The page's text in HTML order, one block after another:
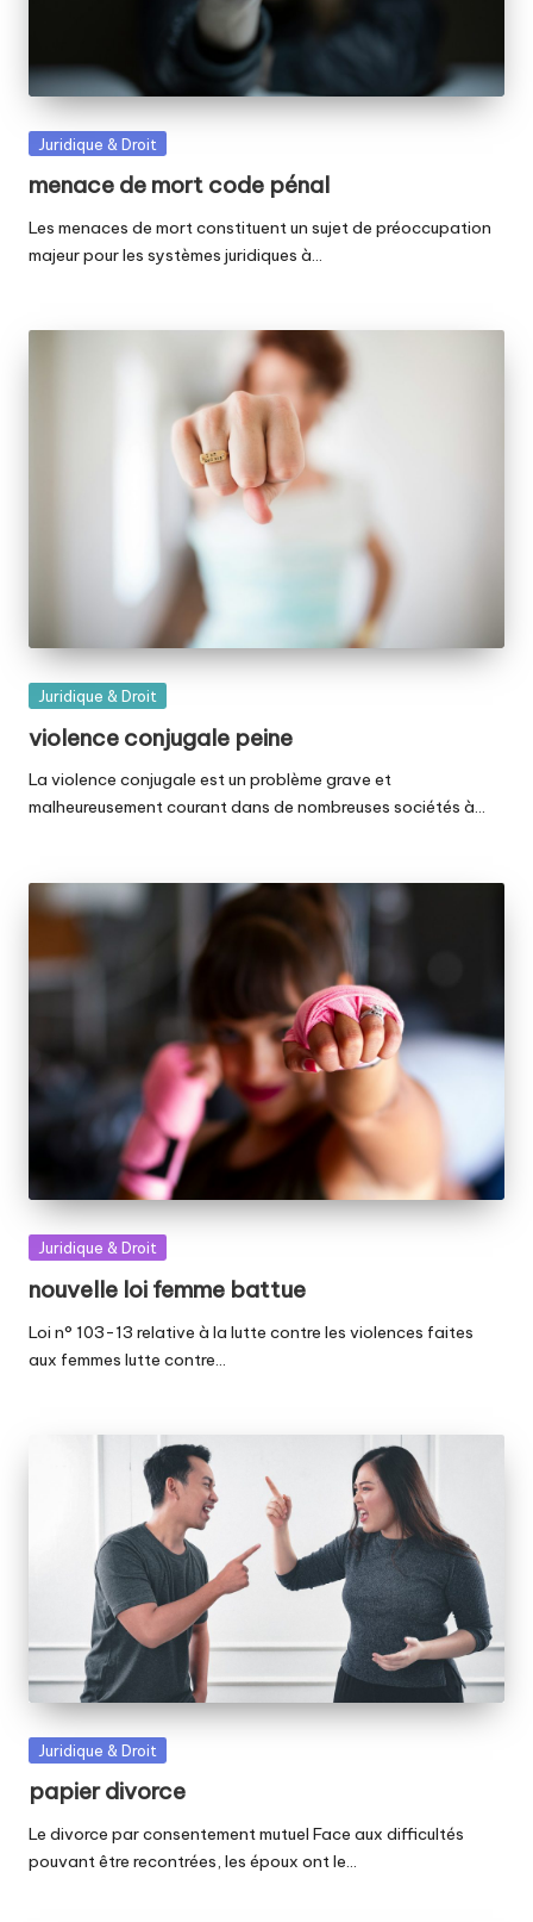
Posted
Juridique & Droit
menace de mort code pénal
Les menaces de mort constituent un sujet de préoccupation
majeur pour les systèmes juridiques à…
Posted
Juridique & Droit
violence conjugale peine
La violence conjugale est un problème grave et
malheureusement courant dans de nombreuses sociétés à…
Posted
Juridique & Droit
nouvelle loi femme battue
Loi n° 103-13 relative à la lutte contre les violences faites
aux femmes lutte contre…
Posted
Juridique & Droit
papier divorce
Le divorce par consentement mutuel Face aux difficultés
pouvant être recontrées, les époux ont le…